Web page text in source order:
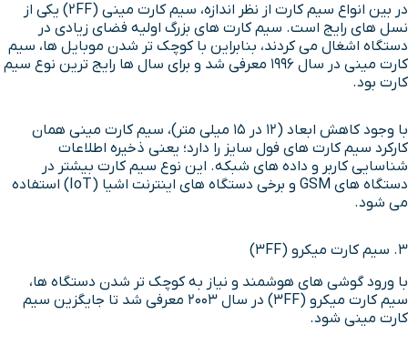
در بین انواع سیم کارت از نظر اندازه، سیم کارت مینی (2FF) یکی از
نسل های رایج است. سیم کارت های بزرگ اولیه فضای زیادی در
دستگاه اشغال می کردند، بنابراین با کوچک تر شدن موبایل ها، سیم
کارت مینی در سال ۱۹۹۶ معرفی شد و برای سال ها رایج ترین نوع سیم
کارت بود.
با وجود کاهش ابعاد (۱۲ در ۱۵ میلی متر)، سیم کارت مینی همان
کارکرد سیم کارت های فول سایز را دارد؛ یعنی ذخیره اطلاعات
شناسایی کاربر و داده های شبکه. این نوع سیم کارت بیشتر در
دستگاه های GSM و برخی دستگاه های اینترنت اشیا (IoT) استفاده
می شود.
۳. سیم کارت میکرو (3FF)
با ورود گوشی های هوشمند و نیاز به کوچک تر شدن دستگاه ها،
سیم کارت میکرو (3FF) در سال ۲۰۰۳ معرفی شد تا جایگزین سیم
کارت مینی شود.